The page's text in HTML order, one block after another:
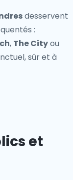
desservent
:
, The Cityou
sûr et à
et